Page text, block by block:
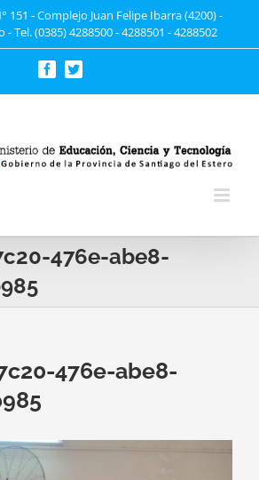
151 - Complejo Juan Felipe Ibarra (4200) -
Tel. (0385) 4288500 - 4288501 - 4288502
FacebookTwitter
476e-abe8-
476e-abe8-